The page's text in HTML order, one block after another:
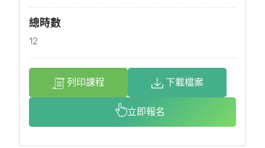
總時數
12
列印課程 下載檔案
立即報名